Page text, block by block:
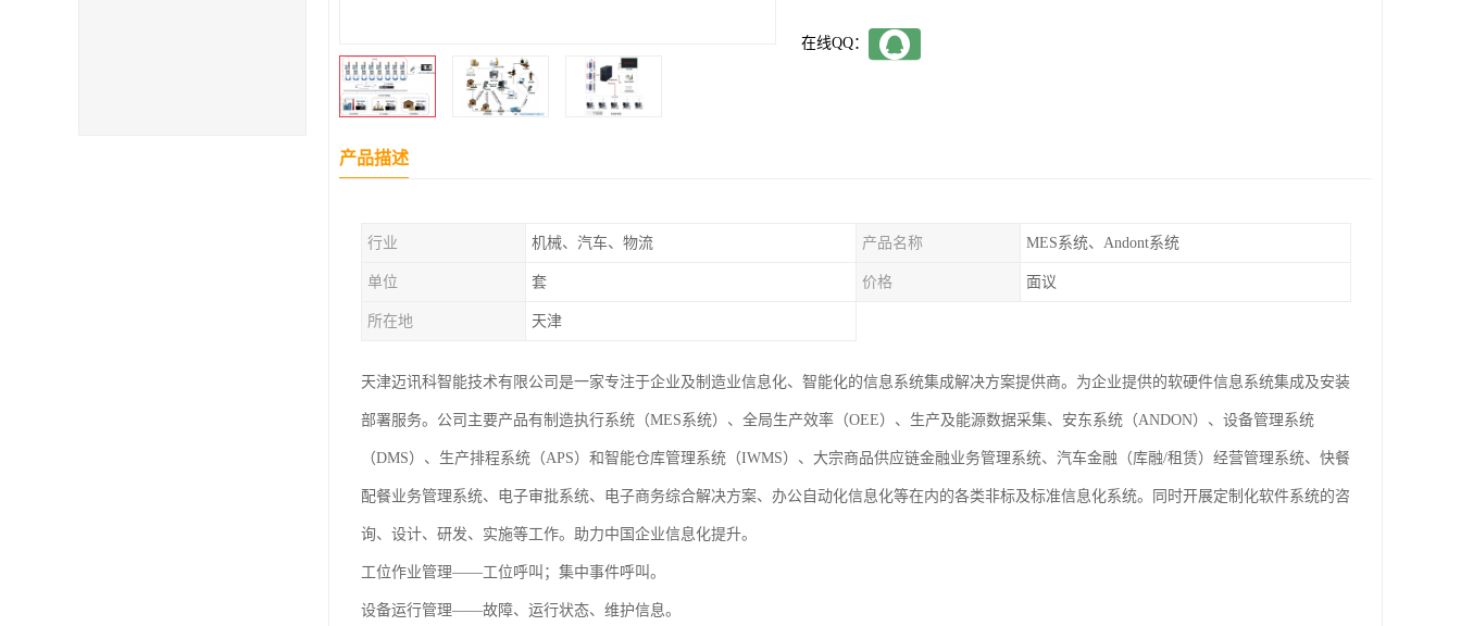
在线QQ：
产品描述
行业 机械、汽车、物流 产品名称 MES系统、Andont系统
单位 套 价格 面议
所在地 天津
天津迈讯科智能技术有限公司是一家专注于企业及制造业信息化、智能化的信息系统集成解决方案提供商。为企业提供的软硬件信息系统集成及安装
部署服务。公司主要产品有制造执行系统（MES系统）、全局生产效率（OEE）、生产及能源数据采集、安东系统（ANDON）、设备管理系统
（DMS）、生产排程系统（APS）和智能仓库管理系统（IWMS）、大宗商品供应链金融业务管理系统、汽车金融（库融/租赁）经营管理系统、快餐
配餐业务管理系统、电子审批系统、电子商务综合解决方案、办公自动化信息化等在内的各类非标及标准信息化系统。同时开展定制化软件系统的咨
询、设计、研发、实施等工作。助力中国企业信息化提升。
工位作业管理——工位呼叫；集中事件呼叫。
设备运行管理——故障、运行状态、维护信息。